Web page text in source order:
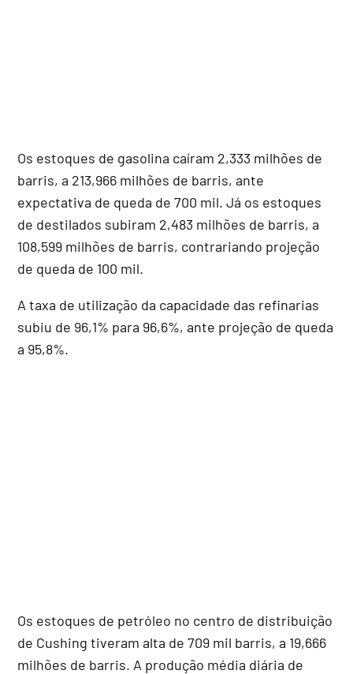
Os estoques de gasolina caíram 2,333 milhões de
barris, a 213,966 milhões de barris, ante
expectativa de queda de 700 mil. Já os estoques
de destilados subiram 2,483 milhões de barris, a
108,599 milhões de barris, contrariando projeção
de queda de 100 mil.
A taxa de utilização da capacidade das refinarias
subiu de 96,1% para 96,6%, ante projeção de queda
a 95,8%.
Os estoques de petróleo no centro de distribuição
de Cushing tiveram alta de 709 mil barris, a 19,666
milhões de barris. A produção média diária de